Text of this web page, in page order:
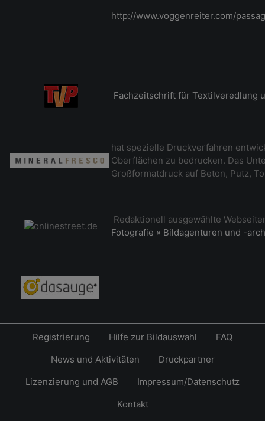
http://www.voggenreiter.com/
Fachzeitschrift für Textilveredlung
hat spezielle Druckverfahren
Oberflächen zu bedrucken. Das
Großformatdruck auf Beton, Putz,
Redaktionell ausgewählte
Fotografie » Bildagenturen und -
Registrierung Hilfe zur Bildauswahl
FAQ
News und Aktivitäten
Druckpartner
Lizenzierung und AGB
Impressum/Datenschutz
Kontakt